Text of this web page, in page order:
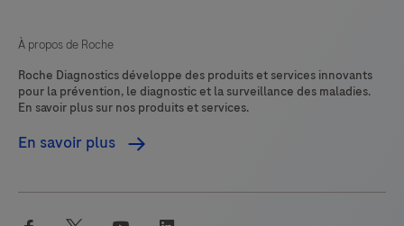
À propos de Roche
Roche Diagnostics développe des produits et services innovants
pour la prévention, le diagnostic et la surveillance des maladies.
En savoir plus sur nos produits et services.
En savoir plus